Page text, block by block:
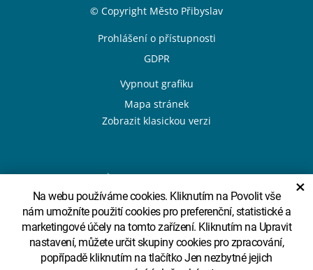
Na webu používáme cookies. Kliknutím na Povolit vše
nám umožníte použití cookies pro preferenční, statistické a
marketingové účely na tomto zařízení. Kliknutím na Upravit
nastavení, můžete určit skupiny cookies pro zpracování,
popřípadě kliknutím na tlačítko Jen nezbytné jejich
×
Sekce Patička© Copyright Město Přibyslav
Patička odkazy
Prohlášení o přístupnosti
GDPR
Vypnout grafiku
Mapa stránek
Zobrazit klasickou verzi
Sekce Partneři